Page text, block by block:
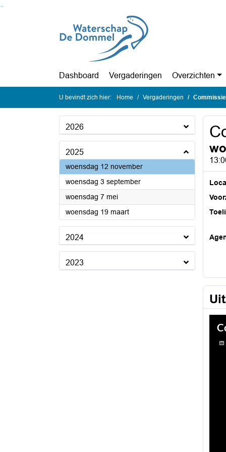
Dashboard Vergaderingen Overzichten
U bevindt zich hier: Home Vergaderingen
2026
2025
woensdag 12 november2025
woensdag 3 september2025
woensdag 7 mei2025
woensdag 19 maart2025
2024
2023